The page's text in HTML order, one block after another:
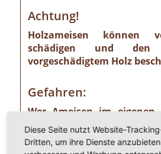
Achtung!
Holzameisen können
schädigen und
vorgeschädigtem Holz
Gefahren:
Wer Ameisen im eigenen
sollte die Gefahr ernst
Ameisenarten sind
Materialschädlinge, von
Diese Seite nutzt Website-
Dritten, um ihre Dienste